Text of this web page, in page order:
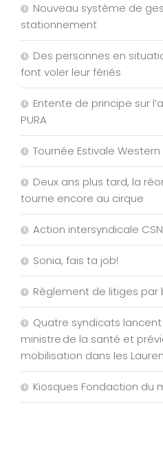
Nouveau système de
stationnement
Des personnes en
font voler leur fériés
Entente de principe sur
PURA
Tournée Estivale Western
Deux ans plus tard, la
tourne encore au cirque
Action intersyndicale
Sonia, fais ta job!
Règlement de litiges par
Quatre syndicats
ministre de la santé et
mobilisation dans les
Kiosques Fondaction du